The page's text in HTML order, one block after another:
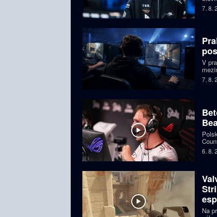
7. 8.
V
7. 8.
6. 8.
Na